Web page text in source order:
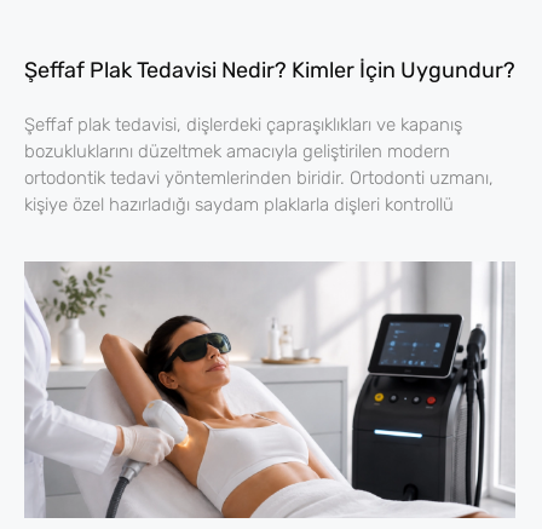
Şeffaf Plak Tedavisi Nedir? Kimler İçin Uygundur?
Şeffaf plak tedavisi, dişlerdeki çapraşıklıkları ve kapanış
bozukluklarını düzeltmek amacıyla geliştirilen modern
ortodontik tedavi yöntemlerinden biridir. Ortodonti uzmanı,
kişiye özel hazırladığı saydam plaklarla dişleri kontrollü